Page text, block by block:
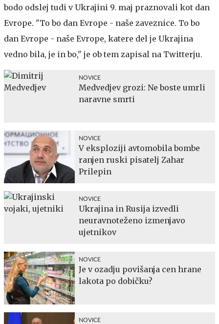
bodo odslej tudi v Ukrajini 9. maj praznovali kot dan
Evrope. "To bo dan Evrope - naše zaveznice. To bo
dan Evrope - naše Evrope, katere del je Ukrajina
vedno bila, je in bo," je ob tem zapisal na Twitterju.
NOVICE
Medvedjev grozi: Ne boste umrli
naravne smrti
NOVICE
V eksploziji avtomobila bombe
ranjen ruski pisatelj Zahar
Prilepin
NOVICE
Ukrajina in Rusija izvedli
neuravnoteženo izmenjavo
ujetnikov
NOVICE
Je v ozadju povišanja cen hrane
lakota po dobičku?
NOVICE